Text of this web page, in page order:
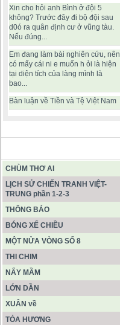
Xin cho hỏi anh Bình ở đội 5
không? Trước đây đi bộ đội sau
d0ó ra quân định cư ở vũng tàu.
Nếu đúng...
Em đang làm bài nghiên cứu, nên
có mấy cái ni e muốn h ỏi là hiện
tại diện tích của làng mình là
bao...
Bàn luận về Tiền và Tệ Việt Nam
CHÙM THƠ AI
LỊCH SỬ CHIẾN TRANH VIỆT-
TRUNG phần 1-2-3
THÔNG BÁO
BÓNG XẾ CHIỀU
MỘT NỬA VÒNG SỐ 8
THI CHIM
NẨY MẦM
LỚN DẦN
XUÂN về
TỎA HƯƠNG